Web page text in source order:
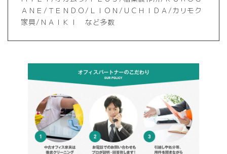
ＡＮＥ/ＴＥＮＤＯ/ＬＩＯＮ/ＵＣＨＩＤＡ/カリモク
家具/ＮＡＩＫＩ など多数